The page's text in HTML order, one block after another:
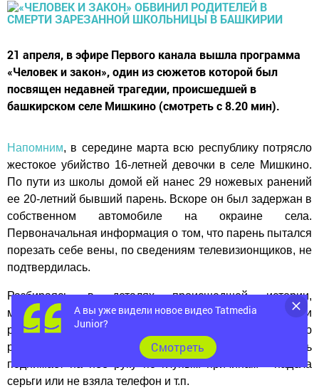
21 апреля, в эфире Первого канала вышла программа
«Человек и закон», один из сюжетов которой был
посвящен недавней трагедии, происшедшей в
башкирском селе Мишкино (смотреть с 8.20 мин).
Напомним, в середине марта всю республику потрясло
жестокое убийство 16-летней девочки в селе Мишкино.
По пути из школы домой ей нанес 29 ножевых ранений
ее 20-летний бывший парень. Вскоре он был задержан в
собственном автомобиле на окраине села.
Первоначальная информация о том, что парень пытался
порезать себе вены, по сведениям телевизионщиков, не
подтвердилась.
Разбираясь в деталях происшедшей истории,
московские журналисты выяснили, что молодые люди
расстались около двух лет назад по настоянию
родителей девушки, когда выяснилось, что парень
поднимает на нее руку по глупым причинам - надела
серьги или не взяла телефон и т.п.
А вы уже видели новое видео Tatmedia
Junior?
Cмотреть